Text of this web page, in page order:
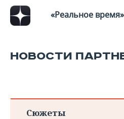
«Реальное
НОВОСТИ
Сюжеты